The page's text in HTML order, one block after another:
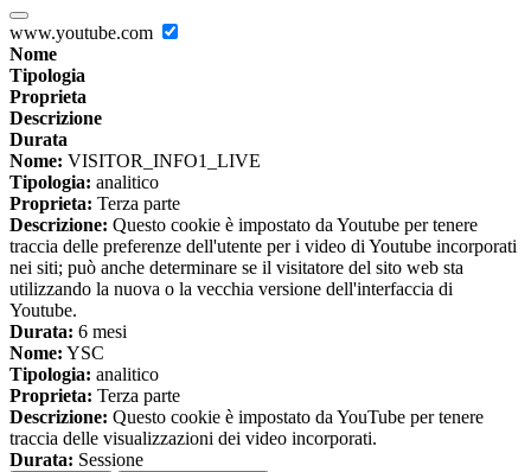
www.youtube.com
Nome
Tipologia
Proprieta
Descrizione
Durata
Nome: VISITOR_INFO1_LIVE
Tipologia: analitico
Proprieta: Terza parte
Descrizione: Questo cookie è impostato da Youtube per tenere
traccia delle preferenze dell'utente per i video di Youtube incorporati
nei siti; può anche determinare se il visitatore del sito web sta
utilizzando la nuova o la vecchia versione dell'interfaccia di
Youtube.
Durata: 6 mesi
Nome: YSC
Tipologia: analitico
Proprieta: Terza parte
Descrizione: Questo cookie è impostato da YouTube per tenere
traccia delle visualizzazioni dei video incorporati.
Durata: Sessione